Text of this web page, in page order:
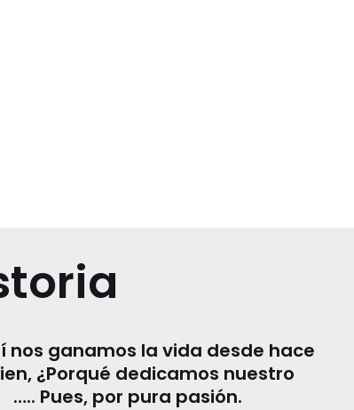
nos ganamos la vida desde hace
¿Porqué dedicamos nuestro
Pues, por pura pasión.